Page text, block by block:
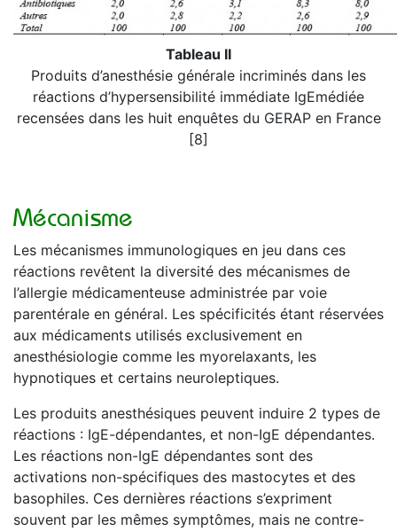
Tableau II
Produits d’anesthésie générale incriminés dans les
réactions d’hypersensibilité immédiate IgEmédiée
recensées dans les huit enquêtes du GERAP en France
[8]
Mécanisme
Les mécanismes immunologiques en jeu dans ces
réactions revêtent la diversité des mécanismes de
l’allergie médicamenteuse administrée par voie
parentérale en général. Les spécificités étant réservées
aux médicaments utilisés exclusivement en
anesthésiologie comme les myorelaxants, les
hypnotiques et certains neuroleptiques.
Les produits anesthésiques peuvent induire 2 types de
réactions : IgE-dépendantes, et non-IgE dépendantes.
Les réactions non-IgE dépendantes sont des
activations non-spécifiques des mastocytes et des
basophiles. Ces dernières réactions s’expriment
souvent par les mêmes symptômes, mais ne contre-